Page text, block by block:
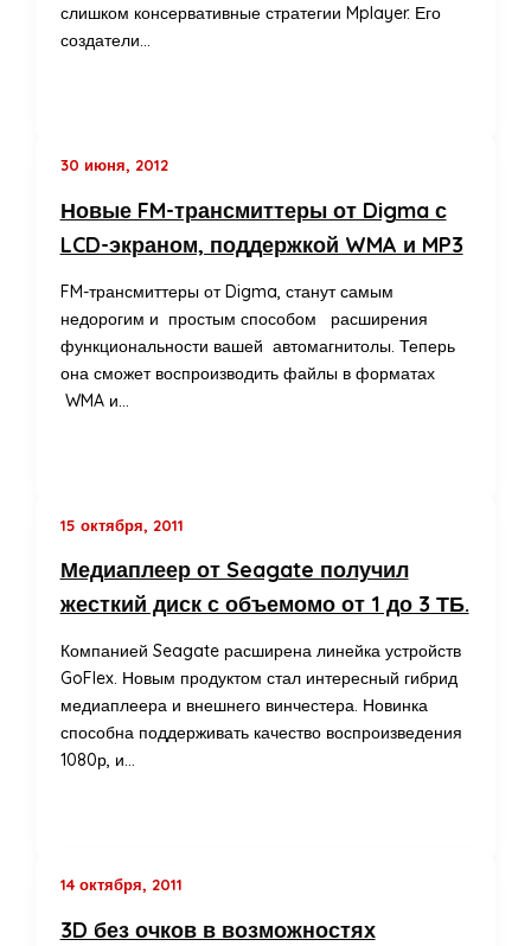
слишком консервативные стратегии Mplayer. Его
создатели…
30 июня, 2012
Новые FM-трансмиттеры от Digma с
LCD-экраном, поддержкой WMA и MP3
FM-трансмиттеры от Digma, станут самым
недорогим и простым способом расширения
функциональности вашей автомагнитолы. Теперь
она сможет воспроизводить файлы в форматах
WMA и…
15 октября, 2011
Медиаплеер от Seagate получил
жесткий диск с объемомо от 1 до 3 ТБ.
Компанией Seagate расширена линейка устройств
GoFlex. Новым продуктом стал интересный гибрид
медиаплеера и внешнего винчестера. Новинка
способна поддерживать качество воспроизведения
1080р, и…
14 октября, 2011
3D без очков в возможностях